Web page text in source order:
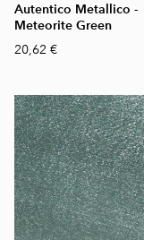
Autentico Metallico -
Meteorite Green
20,62 €